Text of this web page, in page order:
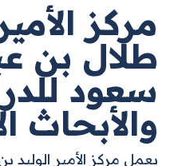
مركز
طلال بن
سعود
والأبحاث
يعمل مركز الأمير الوليد